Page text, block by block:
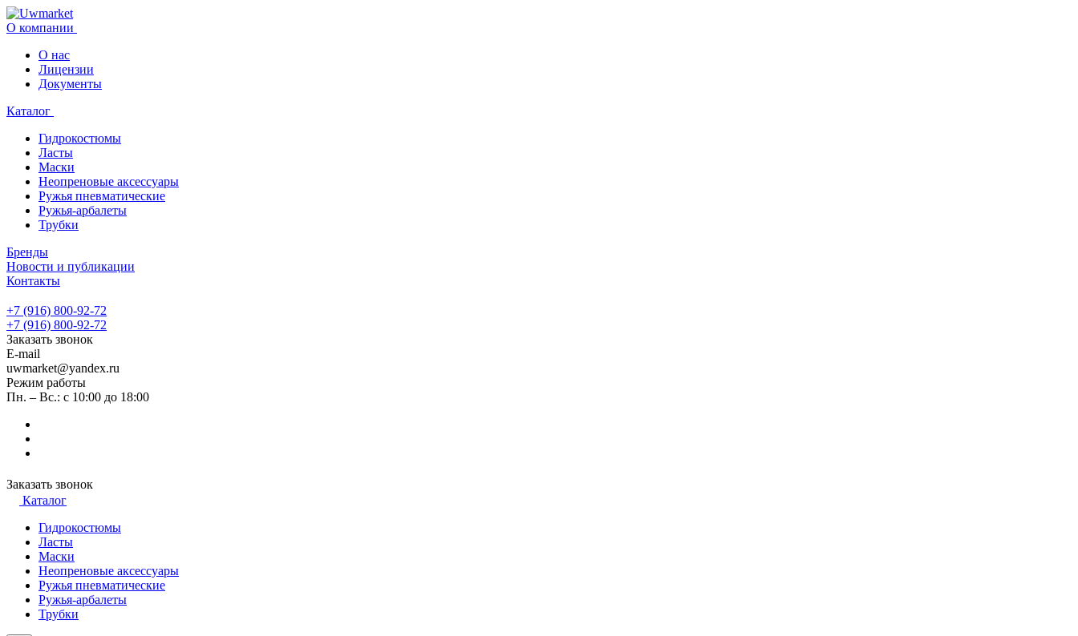
О компании
О нас
Лицензии
Документы
Каталог
Гидрокостюмы
Ласты
Маски
Неопреновые аксессуары
Ружья пневматические
Ружья-арбалеты
Трубки
Бренды
Новости и публикации
Контакты
+7 (916) 800-92-72
+7 (916) 800-92-72
Заказать звонок
E-mail
uwmarket@yandex.ru
Режим работы
Пн. – Вс.: с 10:00 до 18:00
Заказать звонок
Каталог
Гидрокостюмы
Ласты
Маски
Неопреновые аксессуары
Ружья пневматические
Ружья-арбалеты
Трубки